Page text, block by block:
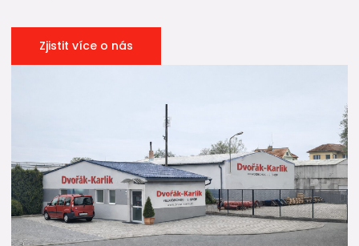
Zjistit více o nás